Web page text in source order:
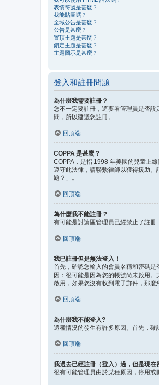
表情符號是甚麼？
我能貼圖嗎？
全域公告是甚麼？
公告是甚麼？
置頂主題是甚麼？
鎖定主題是甚麼？
主題圖示是甚麼？
登入和註冊問題
為什麼我需要註冊？
您不一定要註冊，這要看管理員是否
間，所以建議您註冊。
回頂端
COPPA 是甚麼？
COPPA，是指 1998 年美國的兒童上
遵守此法律，請聯繫律師以獲得援助
題？」。
回頂端
為什麼我不能註冊？
有可能是討論區管理員已經禁止了註
回頂端
我已註冊但是無法登入！
首先，確認您輸入的會員名稱和密碼
因：很可能是因為您的帳號尚未啟用
啟用，如果您沒有收到電子郵件，那
回頂端
為什麼我不能登入?
這種情況的發生有許多原因。首先，
回頂端
我過去已經註冊（登入）過，但是現在
很有可能管理員由於某種原因，停用